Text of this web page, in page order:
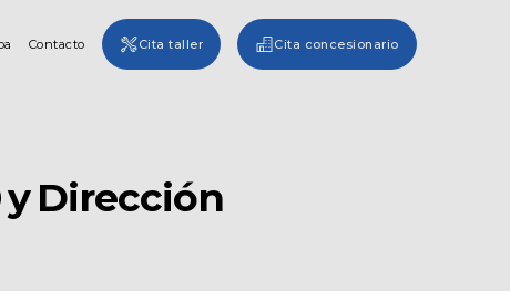
Contacto Cita taller Cita concesionario
y Dirección